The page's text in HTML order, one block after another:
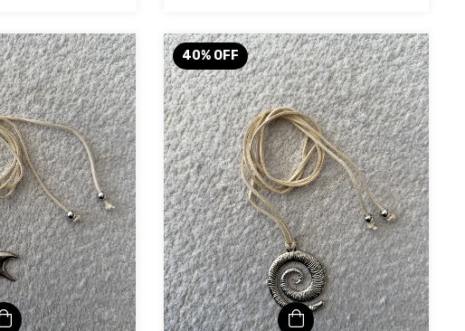
40% OFF